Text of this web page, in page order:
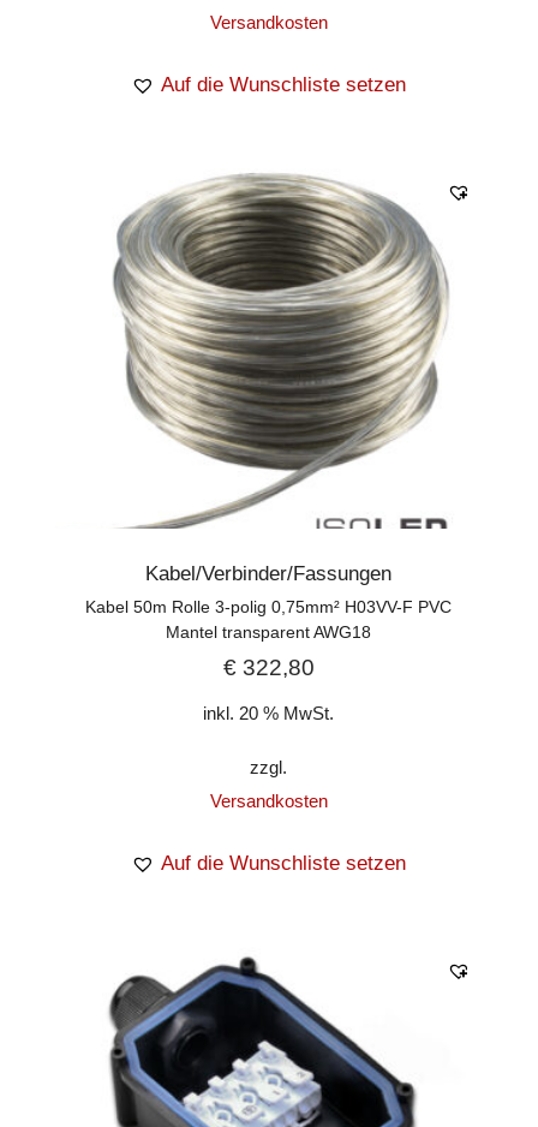
Versandkosten
Auf die Wunschliste setzen
Kabel/Verbinder/Fassungen
Kabel 50m Rolle 3-polig 0,75mm² H03VV-F PVC
Mantel transparent AWG18
€322,80
inkl. 20 % MwSt.
zzgl.
Versandkosten
Auf die Wunschliste setzen